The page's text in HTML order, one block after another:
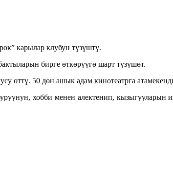
карылар клубун түзүштү.
бирге өткөрүүгө шарт түзүшөт.
50 дөн ашык адам кинотеатрга
хобби менен алектенип,